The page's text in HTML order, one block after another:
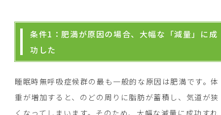
条件1：肥満が原因の場合、大幅な「減量」に成
功した
睡眠時無呼吸症候群の最も一般的な原因は肥満です。体
重が増加すると、のどの周りに脂肪が蓄積し、気道が狭
くなってしまいます。そのため、大幅な減量に成功すれ